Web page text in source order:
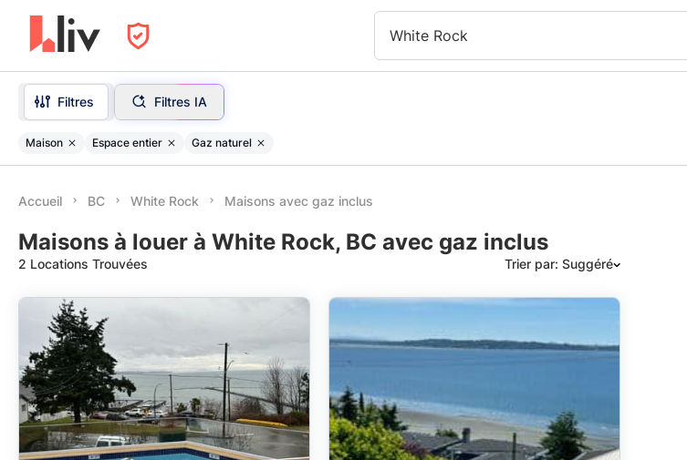
White Rock
Filtres Filtres IA
Maison Espace entier Gaz naturel
Accueil BC White Rock Maisons avec gaz inclus
Maisons à louer à White Rock, BC avec gaz inclus
2 Locations Trouvées Trier par: Suggéré
Date: les plus récents d’abord
Prix - $$$ à $
Prix - $ à $$$